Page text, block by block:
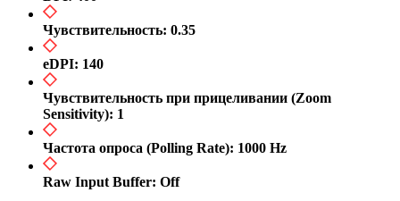
Чувствительность: 0.35​
eDPI: 140​
Чувствительность при прицеливании (Zoom
Sensitivity): 1​
Частота опроса (Polling Rate): 1000 Hz​
Raw Input Buffer: Off